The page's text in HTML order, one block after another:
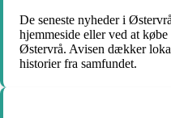
De seneste nyheder i
hjemmeside eller ved at
Østervrå. Avisen dækker
historier fra samfundet.